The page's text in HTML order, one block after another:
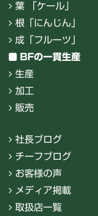
葉 「ケール」
根「にんじん」
成「フルーツ」
BFの一貫生産
生産
加工
販売
社長ブログ
チーフブログ
お客様の声
メディア掲載
取扱店一覧